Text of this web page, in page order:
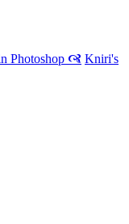
Photoshop 🙧 Kniri's